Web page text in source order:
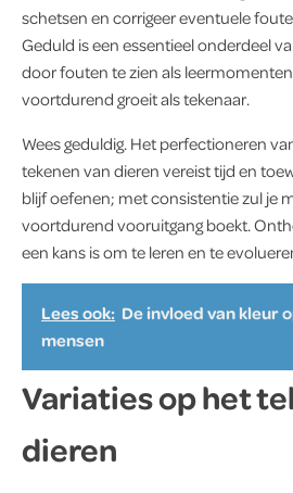
schetsen en corrigeer eventuele
Geduld is een essentieel onderdeel
door fouten te zien als
voortdurend groeit als tekenaar.
Wees geduldig. Het perfectioneren
tekenen van dieren vereist tijd en
blijf oefenen; met consistentie zul je
voortdurend vooruitgang boekt.
een kans is om te leren en te
Lees ook: De invloed van kleur
mensen
Variaties op het
dieren